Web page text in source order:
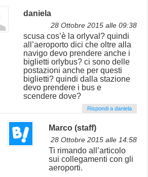
daniela
28 Ottobre 2015 alle 09:38
scusa cos’è la orlyval? quindi
all’aeroporto dici che oltre alla
navigo devo prendere anche i
biglietti orlybus? ci sono delle
postazioni anche per questi
biglietti? quindi dalla stazione
devo prendere i bus e
scendere dove?
Rispondi a daniela
Marco (staff)
28 Ottobre 2015 alle 14:58
Ti rimando all’articolo
sui collegamenti con gli
aeroporti.